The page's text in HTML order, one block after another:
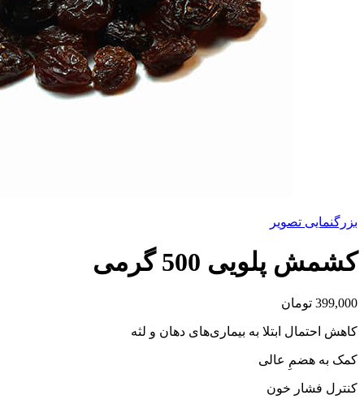
بزرگنمایی تصویر
کشمش پلویی 500 گرمی
399,000 تومان
کاهش احتمال ابتلا به بیماری‌های دهان و لثه
کمک به هضمِ عالی
کنترل فشار خون